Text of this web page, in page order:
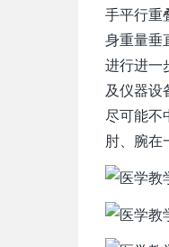
手平行重
身重量垂
进行进一
及仪器设
尽可能不
肘、腕在